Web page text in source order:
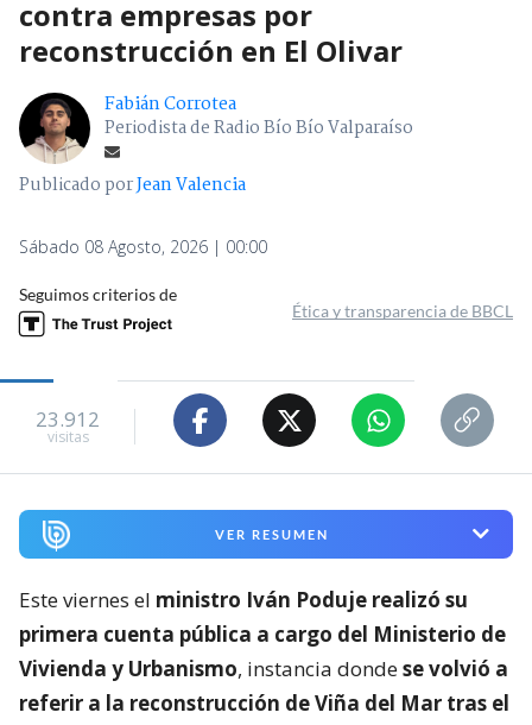
contra empresas por
reconstrucción en El Olivar
Fabián Corrotea
Periodista de Radio Bío Bío Valparaíso
Publicado porJean Valencia
Sábado 08 Agosto, 2026 | 00:00
Seguimos criterios de
Ética y transparencia de BBCL
23.912
visitas
VER RESUMEN
Este viernes el ministro Iván Poduje realizó su
primera cuenta pública a cargo del Ministerio de
Vivienda y Urbanismo, instancia dondese volvió a
referir a la reconstrucción de Viña del Mar tras el